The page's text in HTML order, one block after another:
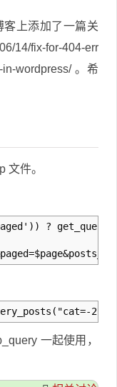
上添加了一篇关
14/fix-for-404-err
wordpress/ 。希
文件。
?
27,-
一起使用，